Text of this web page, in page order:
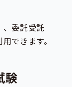
委託受託
できます。
験